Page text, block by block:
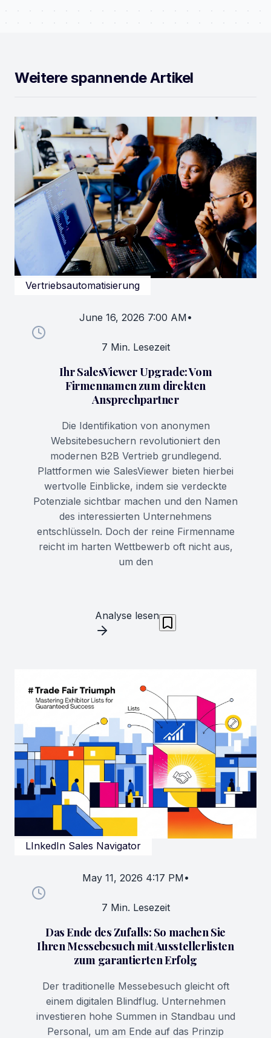
Weitere spannende Artikel
Vertriebsautomatisierung
June 16, 2026 7:00 AM•
7 Min. Lesezeit
Ihr SalesViewer Upgrade: Vom
Firmennamen zum direkten
Ansprechpartner
Die Identifikation von anonymen
Websitebesuchern revolutioniert den
modernen B2B Vertrieb grundlegend.
Plattformen wie SalesViewer bieten hierbei
wertvolle Einblicke, indem sie verdeckte
Potenziale sichtbar machen und den Namen
des interessierten Unternehmens
entschlüsseln. Doch der reine Firmenname
reicht im harten Wettbewerb oft nicht aus,
um den
Analyse lesen
LInkedIn Sales Navigator
May 11, 2026 4:17 PM•
7 Min. Lesezeit
Das Ende des Zufalls: So machen Sie
Ihren Messebesuch mit Ausstellerlisten
zum garantierten Erfolg
Der traditionelle Messebesuch gleicht oft
einem digitalen Blindflug. Unternehmen
investieren hohe Summen in Standbau und
Personal, um am Ende auf das Prinzip